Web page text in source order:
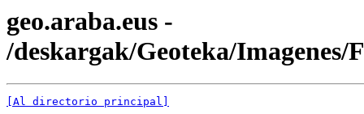
geo.araba.eus -
/deskargak/Geoteka/Imagenes/
[Al directorio principal]